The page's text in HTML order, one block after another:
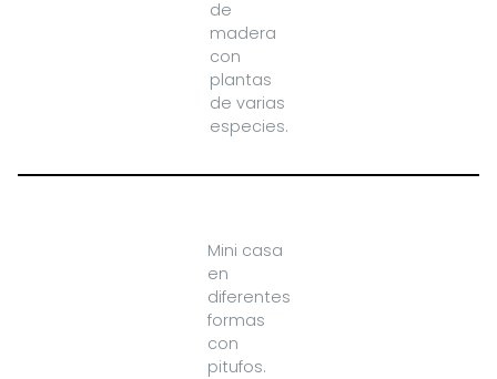
de
madera
con
plantas
de varias
especies.
Mini casa
en
diferentes
formas
con
pitufos.